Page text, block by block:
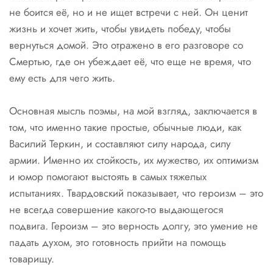
не боится её, но и не ищет встречи с ней. Он ценит
жизнь и хочет жить, чтобы увидеть победу, чтобы
вернуться домой. Это отражено в его разговоре со
Смертью, где он убеждает её, что еще не время, что
ему есть для чего жить.
Основная мысль поэмы, на мой взгляд, заключается в
том, что именно такие простые, обычные люди, как
Василий Теркин, и составляют силу народа, силу
армии. Именно их стойкость, их мужество, их оптимизм
и юмор помогают выстоять в самых тяжелых
испытаниях. Твардовский показывает, что героизм – это
не всегда совершение какого-то выдающегося
подвига. Героизм – это верность долгу, это умение не
падать духом, это готовность прийти на помощь
товарищу.